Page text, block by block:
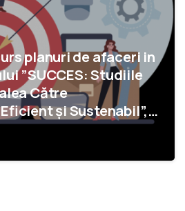
planuri de afaceri in
”SUCCES: Studiile
Către
și Sustenabil”,